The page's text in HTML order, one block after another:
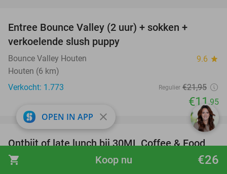
shopping_cart €26
Koop nu
Entree Bounce Valley (2 uur) + sokken +
verkoelende slush puppy
Bounce Valley Houten 9.6 star
Houten (6 km)
Verkocht: 1.773
Regulier €21,95
€11,95
31%
favorite_border
Ontbijt of late lunch bij 30ML Coffee & Food
Nachtegaalstraat in Utrecht
OPEN IN APP close